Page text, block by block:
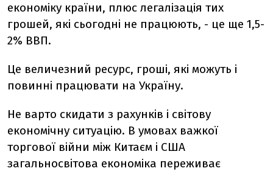
економіку країни, плюс легалізація тих
грошей, які сьогодні не працюють, - це ще 1,5-
2% ВВП.
Це величезний ресурс, гроші, які можуть і
повинні працювати на Україну.
Не варто скидати з рахунків і світову
економічну ситуацію. В умовах важкої
торгової війни між Китаєм і США
загальносвітова економіка переживає